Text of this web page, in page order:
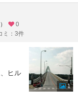
0
ミ：3件
ヒル
1